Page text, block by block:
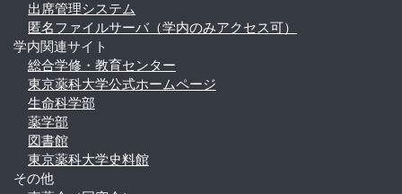
出席管理システム
匿名ファイルサーバ（学内のみアクセス可）
学内関連サイト
総合学修・教育センター
東京薬科大学公式ホームページ
生命科学部
薬学部
図書館
東京薬科大学史料館
その他